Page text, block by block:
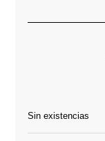
Sin existencias